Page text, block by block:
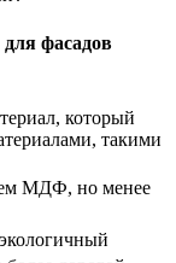
фасадов
который
такими
МДФ, но менее